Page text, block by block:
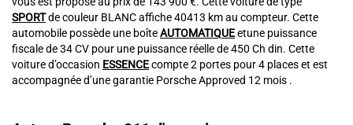
SPORTde couleur BLANC affiche 40413 km au compteur. Cette
automobile possède une boîteAUTOMATIQUEetune puissance
fiscale de 34 CV pour une puissance réelle de 450 Ch din. Cette
voiture d’occasion ESSENCEcompte 2 portes pour 4 places et est
accompagnée d’une garantie Porsche Approved 12 mois .